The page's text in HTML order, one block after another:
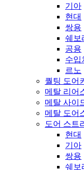
기아
현대
쌍용
쉐보
공용
수입
르노
퀄팅 도어
메탈 리어
메탈 사이
메탈 도어
도어 스트
현대
기아
쌍용
쉐보